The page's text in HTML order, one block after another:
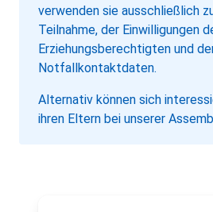
verwenden sie ausschließlich
Teilnahme, der Einwilligungen
Erziehungsberechtigten und
Notfallkontaktdaten.
Alternativ können sich
ihren Eltern bei unserer